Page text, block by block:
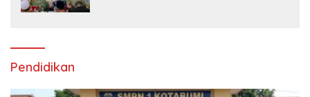
Pendidikan